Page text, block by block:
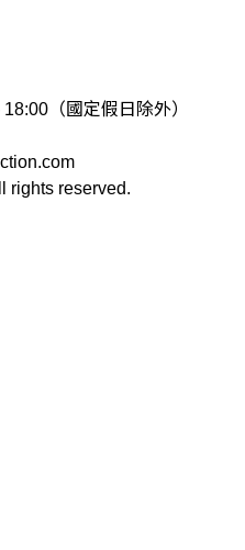
（國定假日除外）
rights reserved.